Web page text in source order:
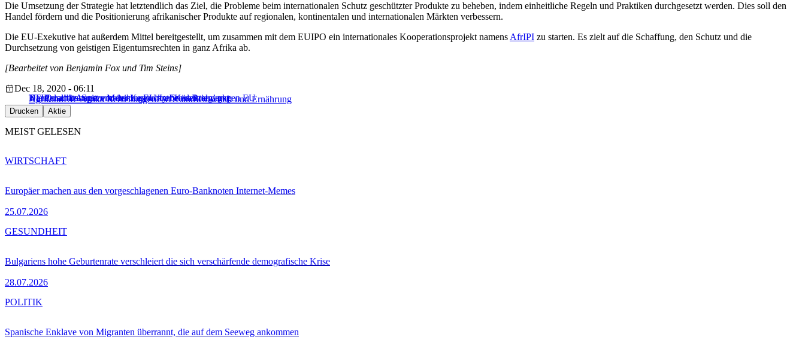
Die Umsetzung der Strategie hat letztendlich das Ziel, die Probleme beim internationalen Schutz geschützter Produkte zu beheben, indem einheitliche Regeln und Praktiken durchgesetzt werden. Dies soll den
Handel fördern und die Positionierung afrikanischer Produkte auf regionalen, kontinentalen und internationalen Märkten verbessern.
Die EU-Exekutive hat außerdem Mittel bereitgestellt, um zusammen mit dem EUIPO ein internationales Kooperationsprojekt namens AfrIPI zu starten. Es zielt auf die Schaffung, den Schutz und die
Durchsetzung von geistigen Eigentumsrechten in ganz Afrika ab.
[Bearbeitet von Benjamin Fox und Tim Steins]
Handelsabkommen: Mexiko gewinnt ‘Käsekrieg’ gegen EU
Die Qualitäts-Spitzenreiter im EU-Lebensmittelmarkt
TTIP macht Angst vor der Kentucky Fried Bratwurst
Dec 18, 2020 - 06:11
AgrifoodEU-Afrika BeziehungenFAOLandwirtschaft und Ernährung
Drucken Aktie
MEIST GELESEN
Europäer machen aus den vorgeschlagenen Euro-Banknoten Internet-Memes
25.07.2026
WIRTSCHAFT
Bulgariens hohe Geburtenrate verschleiert die sich verschärfende demografische Krise
28.07.2026
GESUNDHEIT
Spanische Enklave von Migranten überrannt, die auf dem Seeweg ankommen
POLITIK